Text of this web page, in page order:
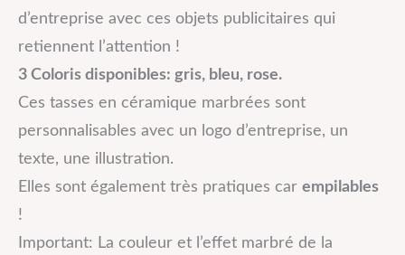
d’entreprise avec ces objets publicitaires qui
retiennent l’attention !
3 Coloris disponibles: gris, bleu, rose.
Ces tasses en céramique marbrées sont
personnalisables avec un logo d’entreprise, un
texte, une illustration.
Elles sont également très pratiques car empilables
!
Important: La couleur et l’effet marbré de la